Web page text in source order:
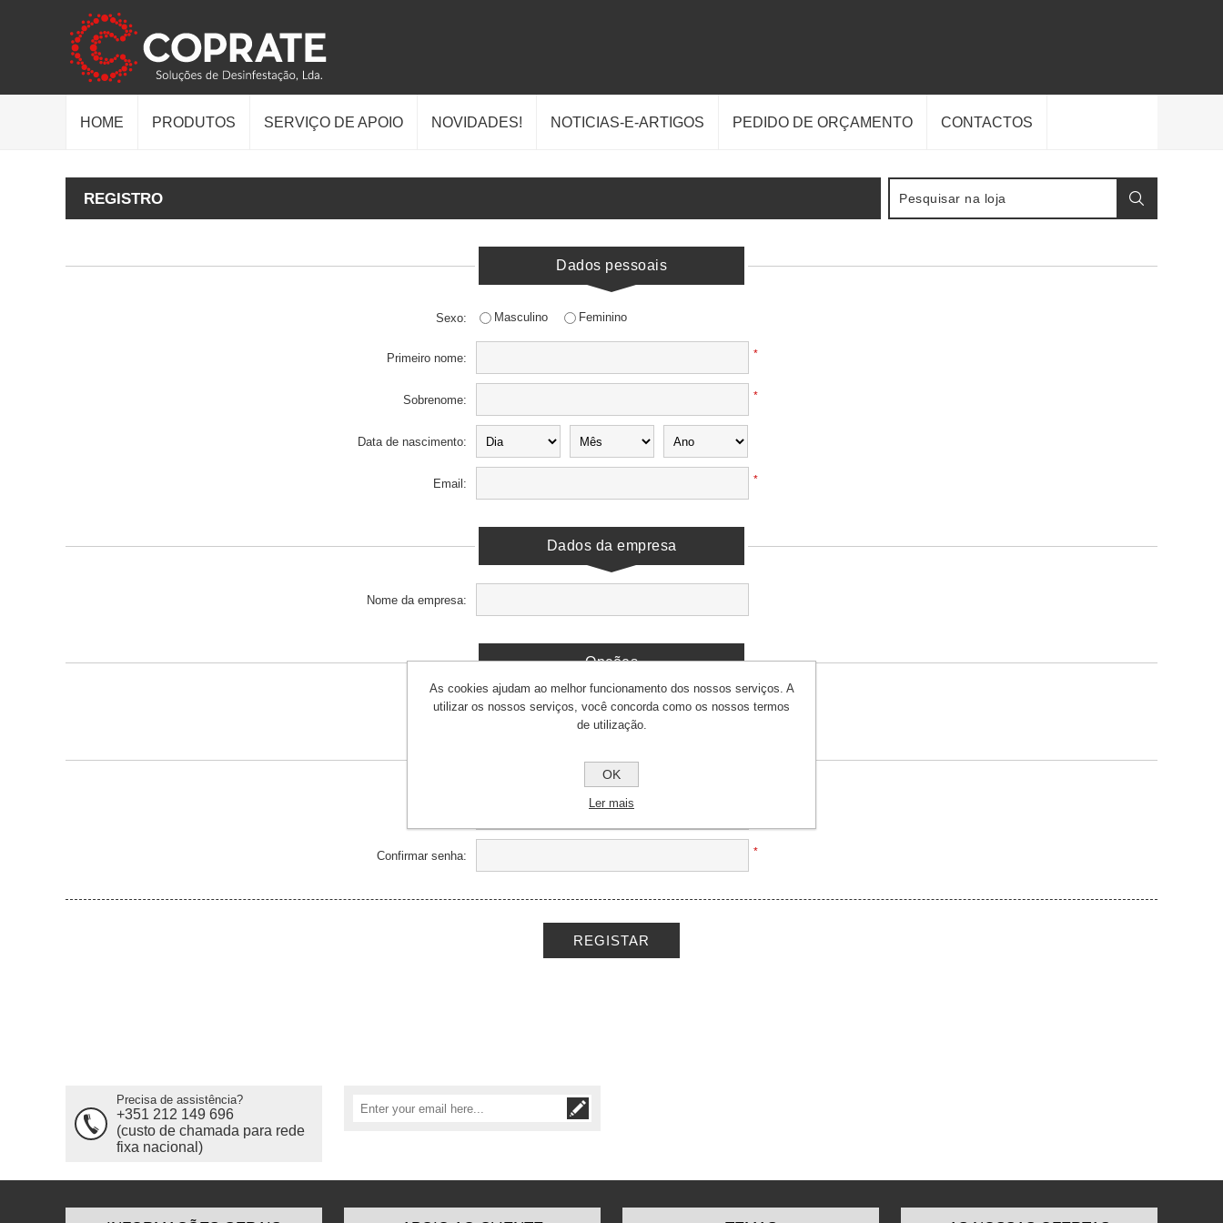
HOME PRODUTOS SERVIÇO DE APOIO NOVIDADES! NOTICIAS-E-ARTIGOS PEDIDO DE ORÇAMENTO CONTACTOS
REGISTRO
Dados pessoais
Sexo: Masculino Feminino
Primeiro nome: *
Sobrenome: *
Data de nascimento:
Email: *
Dados da empresa
Nome da empresa:
Opções
Newsletter:
Sua senha
Confirmar senha: *
Precisa de assistência?
+351 212 149 696
(custo de chamada para rede
fixa nacional)
As cookies ajudam ao melhor funcionamento dos nossos serviços. A
utilizar os nossos serviços, você concorda como os nossos termos
de utilização.
OK
Ler mais